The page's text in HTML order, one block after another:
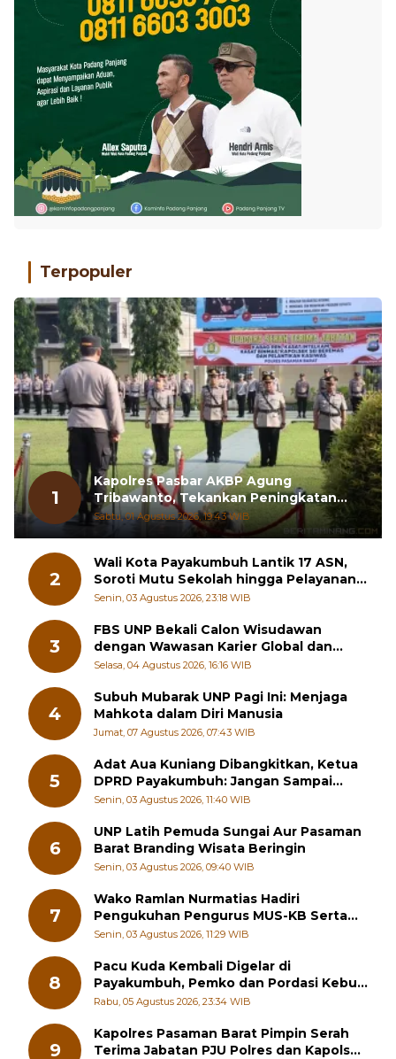
Terpopuler
1
Kapolres Pasbar AKBP Agung
Tribawanto, Tekankan Peningkatan
Pelayanan dan Sinergi dengan
Masyarakat
Sabtu, 01 Agustus 2026, 19:43 WIB
2
Wali Kota Payakumbuh Lantik 17 ASN,
Soroti Mutu Sekolah hingga Pelayanan
RSUD
Senin, 03 Agustus 2026, 23:18 WIB
3
FBS UNP Bekali Calon Wisudawan
dengan Wawasan Karier Global dan
Kewirausahaan Kreatif
Selasa, 04 Agustus 2026, 16:16 WIB
4
Subuh Mubarak UNP Pagi Ini: Menjaga
Mahkota dalam Diri Manusia
Jumat, 07 Agustus 2026, 07:43 WIB
5
Adat Aua Kuniang Dibangkitkan, Ketua
DPRD Payakumbuh: Jangan Sampai
Generasi Muda Hilang Jati Diri
Senin, 03 Agustus 2026, 11:40 WIB
6
UNP Latih Pemuda Sungai Aur Pasaman
Barat Branding Wisata Beringin
Senin, 03 Agustus 2026, 09:40 WIB
7
Wako Ramlan Nurmatias Hadiri
Pengukuhan Pengurus MUS-KB Serta
LMKB Periode 2026-2031,
Senin, 03 Agustus 2026, 11:29 WIB
8
Pacu Kuda Kembali Digelar di
Payakumbuh, Pemko dan Pordasi Kebut
Persiapan!
Rabu, 05 Agustus 2026, 23:34 WIB
9
Kapolres Pasaman Barat Pimpin Serah
Terima Jabatan PJU Polres dan Kapolsek